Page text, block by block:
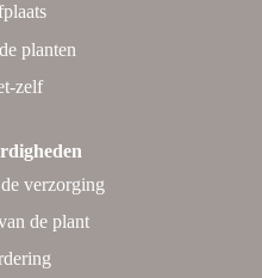
planten
zelf
verzorging
de plant